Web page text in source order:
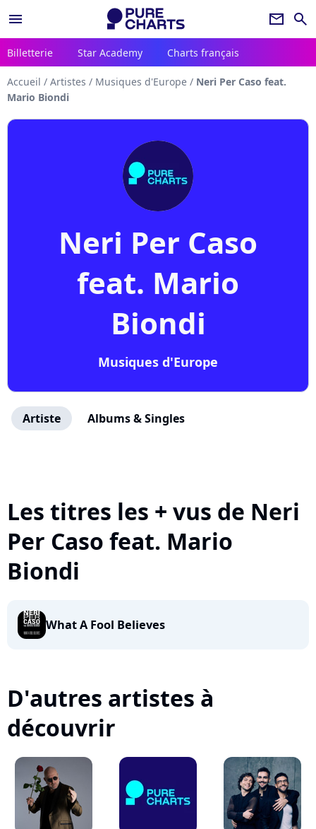
menu newsletter search
Billetterie Star Academy Charts français
Accueil / Artistes / Musiques d'Europe / Neri Per Caso feat.
Mario Biondi
Neri Per Caso
feat. Mario
Biondi
Musiques d'Europe
Artiste Albums & Singles
Les titres les + vus de Neri
Per Caso feat. Mario
Biondi
What A Fool Believes
D'autres artistes à
découvrir